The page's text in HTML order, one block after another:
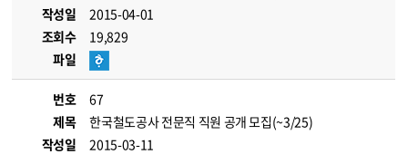
작성일
2015-04-01
조회수
19,829
파일
번호
67
제목
한국철도공사 전문직 직원 공개 모집(~3/25)
작성일
2015-03-11